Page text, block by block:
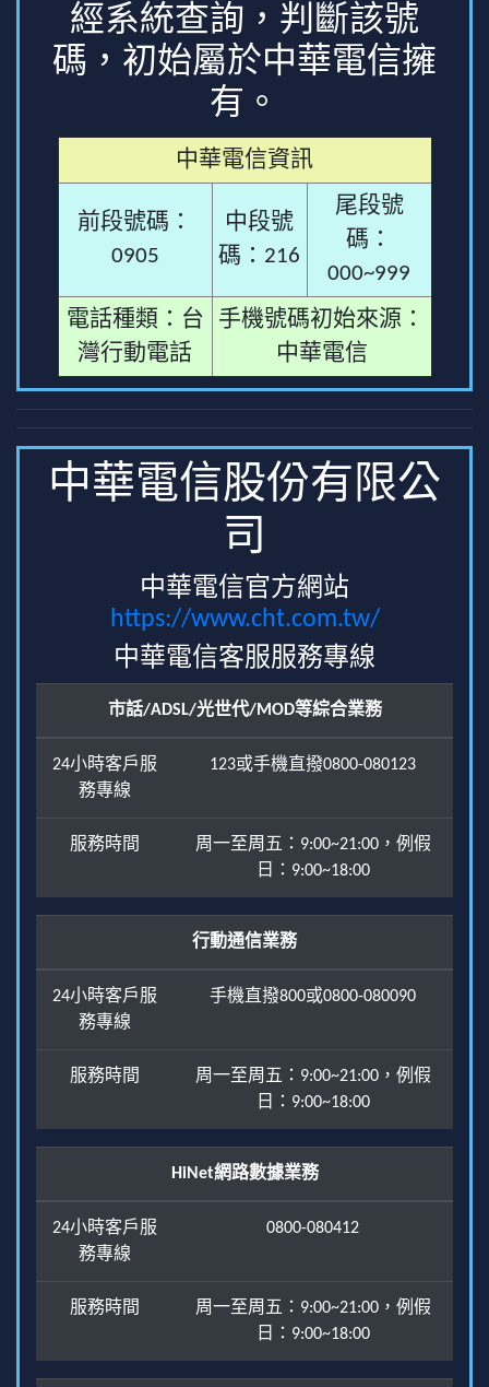
經系統查詢，判斷該號
碼，初始屬於中華電信擁
有。
中華電信資訊
前段號碼：
0905
中段號
碼：216
尾段號
碼：
000~999
電話種類：台
灣行動電話
手機號碼初始來源：
中華電信
中華電信股份有限公
司
中華電信官方網站
https://www.cht.com.tw/
中華電信客服服務專線
市話/ADSL/光世代/MOD等綜合業務
24小時客戶服
務專線
123或手機直撥0800-080123
服務時間
周一至周五：9:00~21:00，例假
日：9:00~18:00
行動通信業務
24小時客戶服
務專線
手機直撥800或0800-080090
服務時間
周一至周五：9:00~21:00，例假
日：9:00~18:00
HiNet網路數據業務
24小時客戶服
務專線
0800-080412
服務時間
周一至周五：9:00~21:00，例假
日：9:00~18:00